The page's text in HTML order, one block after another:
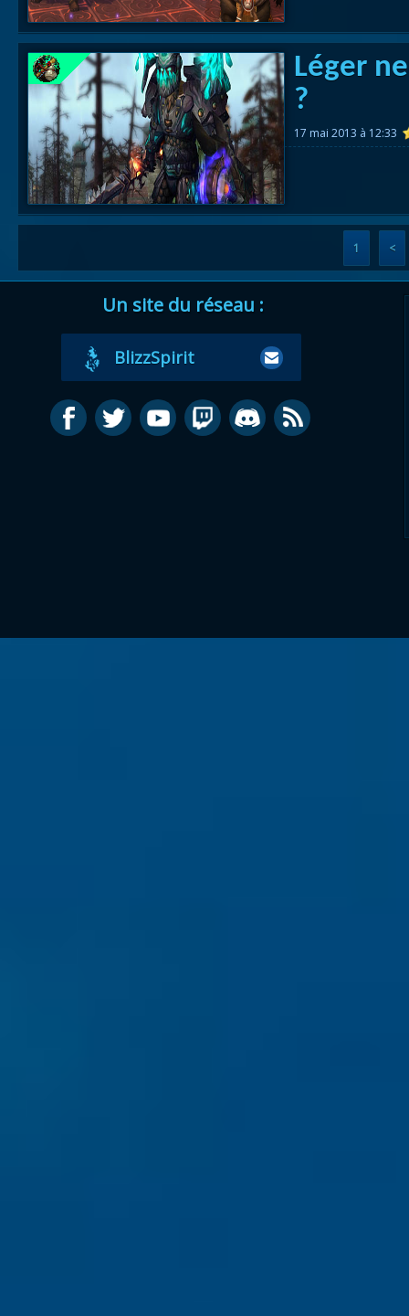
Léger
?
17 mai 2013 à 12:33
1 <
Un site du réseau :
BlizzSpirit